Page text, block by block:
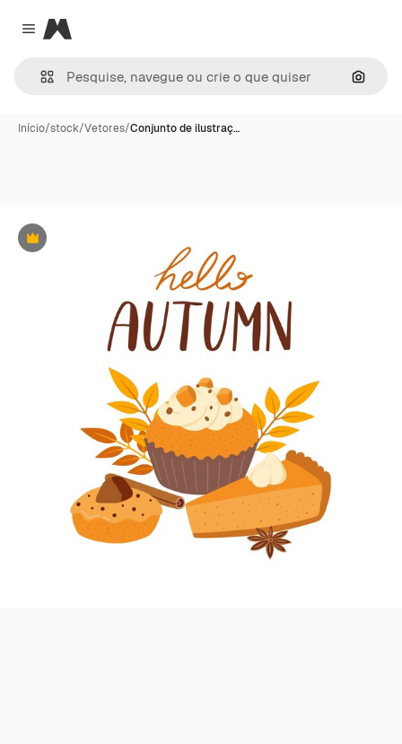
Close menu
Magnific
Início/stock/Vetores/Conjunto de ilustraç…
Premium